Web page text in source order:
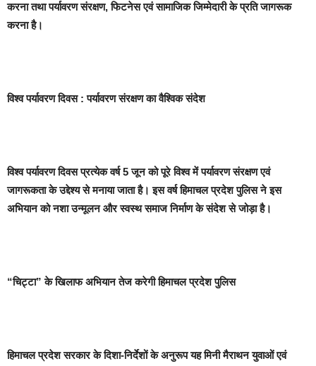
करना तथा पर्यावरण संरक्षण, फिटनेस एवं सामाजिक जिम्मेदारी के प्रति जागरूक
करना है।
विश्व पर्यावरण दिवस : पर्यावरण संरक्षण का वैश्विक संदेश
विश्व पर्यावरण दिवस प्रत्येक वर्ष 5 जून को पूरे विश्व में पर्यावरण संरक्षण एवं
जागरूकता के उद्देश्य से मनाया जाता है। इस वर्ष हिमाचल प्रदेश पुलिस ने इस
अभियान को नशा उन्मूलन और स्वस्थ समाज निर्माण के संदेश से जोड़ा है।
“चिट्टा” के खिलाफ अभियान तेज करेगी हिमाचल प्रदेश पुलिस
हिमाचल प्रदेश सरकार के दिशा-निर्देशों के अनुरूप यह मिनी मैराथन युवाओं एवं